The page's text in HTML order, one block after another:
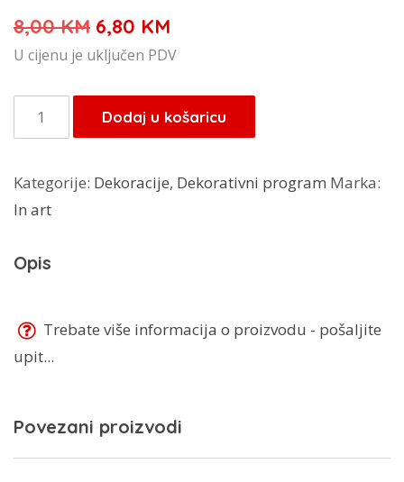
8,00KM Izvorna
cijena
je:
8,00 KM.
6,80 KM
cijena
6,80 KM.
U cijenu je uključen PDV
art
tacna
količina
Dodaj u košaricu
Kategorije: Dekoracije, Dekorativni program Marka:
In art
Opis
Trebate više informacija o proizvodu - pošaljite
upit...
Povezani proizvodi